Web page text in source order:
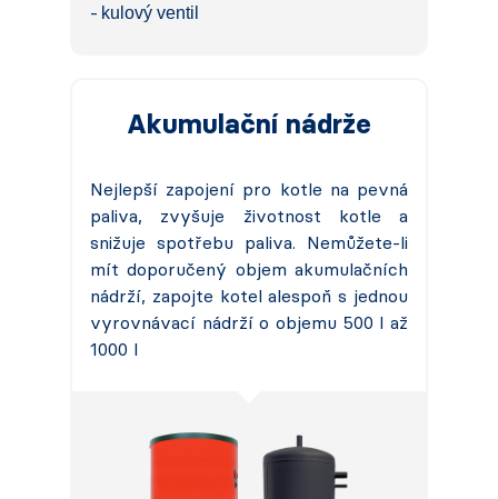
kulový ventil
Akumulační nádrže
Nejlepší zapojení pro kotle na pevná
paliva, zvyšuje životnost kotle a
snižuje spotřebu paliva. Nemůžete-li
mít doporučený objem akumulačních
nádrží, zapojte kotel alespoň s jednou
vyrovnávací nádrží o objemu 500 l až
1000 l